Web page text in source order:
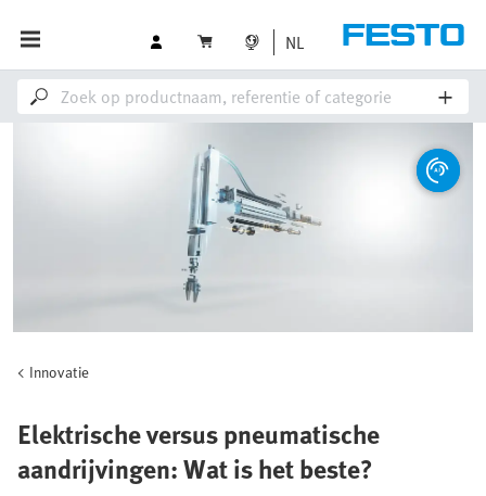
NL
Innovatie
Elektrische versus pneumatische
aandrijvingen: Wat is het beste?